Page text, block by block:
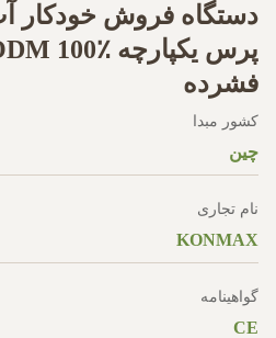
فشرده
کشور مبدا
چین
نام تجاری
KONMAX
گواهینامه
CE